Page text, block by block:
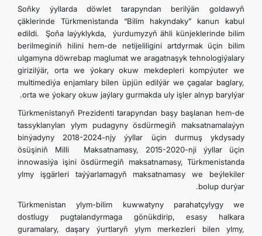
معلومات الاتصال
Soňky ýyllarda döwlet tarapyndan berilýän goldawyň
çäklerinde Türkmenistanda “Bilim hakyndaky” kanun kabul
edildi. Şoňa laýyklykda, ýurdumyzyň ähli künjeklerinde bilim
berilmeginiň hilini hem-de netijeliligini artdyrmak üçin bilim
ulgamyna döwrebap maglumat we aragatnaşyk tehnologiýalary
girizilýär, orta we ýokary okuw mekdepleri kompýuter we
multimediýa enjamlary bilen üpjün edilýär we çagalar baglary,
orta we ýokary okuw jaýlary gurmakda uly işler alnyp barylýar.
Türkmenistanyň Prezidenti tarapyndan başy başlanan hem-de
tassyklanylan ylym pudagyny ösdürmegiň maksatnamalaýyn
binýadyny 2018-2024-njy ýyllar üçin durmuş ykdysady
ösüşiniň Milli Maksatnamasy, 2015-2020-nji ýyllar üçin
innowasiýa işini ösdürmegiň maksatnamasy, Türkmenistanda
ylmy işgärleri taýýarlamagyň maksatnamasy we beýlekiler
bolup durýar.
Türkmenistan ylym-bilim kuwwatyny parahatçylygy we
dostlugy pugtalandyrmaga gönükdirip, esasy halkara
guramalary, daşary ýurtlaryň ylym merkezleri bilen ylmy,